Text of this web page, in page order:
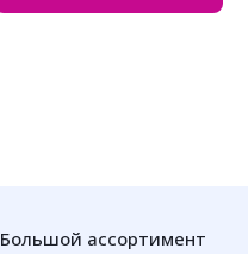
Большой ассортимент